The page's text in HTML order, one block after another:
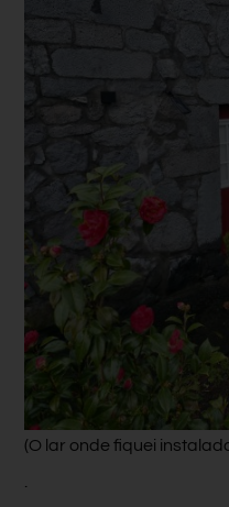
(O lar onde fiquei